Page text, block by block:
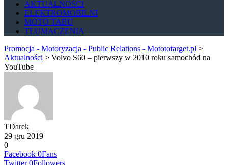
AKTUALNOŚCI
ELEKTROMOBILNI
MOTO TABU
TŁUMACZENIA
Promocja - Motoryzacja - Public Relations - Motototarget.pl >
Aktualności > Volvo S60 – pierwszy w 2010 roku samochód na
YouTube
TDarek
29 gru 2019
0
Facebook 0Fans
Twitter 0Followers